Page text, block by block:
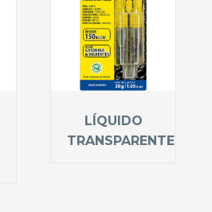
LÍQUIDO
TRANSPARENTE